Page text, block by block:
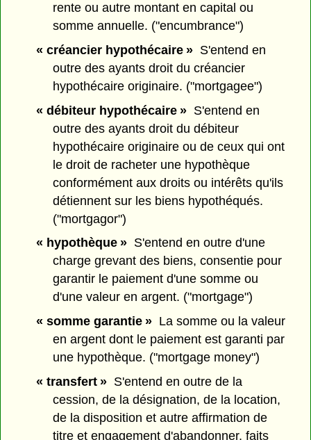
rente ou autre montant en capital ou
somme annuelle. ("encumbrance")
« créancier hypothécaire »S'entend en
outre des ayants droit du créancier
hypothécaire originaire. ("mortgagee")
« débiteur hypothécaire »S'entend en
outre des ayants droit du débiteur
hypothécaire originaire ou de ceux qui ont
le droit de racheter une hypothèque
conformément aux droits ou intérêts qu'ils
détiennent sur les biens hypothéqués.
("mortgagor")
« hypothèque »S'entend en outre d'une
charge grevant des biens, consentie pour
garantir le paiement d'une somme ou
d'une valeur en argent. ("mortgage")
« somme garantie »La somme ou la valeur
en argent dont le paiement est garanti par
une hypothèque. ("mortgage money")
« transfert »S'entend en outre de la
cession, de la désignation, de la location,
de la disposition et autre affirmation de
titre et engagement d'abandonner, faits